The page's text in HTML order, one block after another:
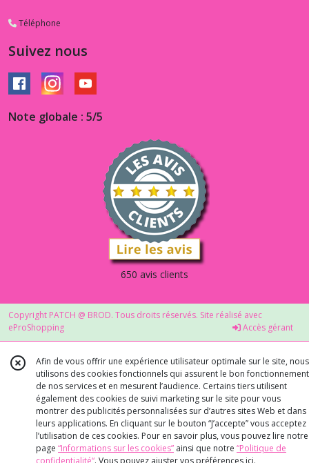
Téléphone
Suivez nous
Note globale : 5/5
650 avis clients
Copyright PATCH @ BROD. Tous droits réservés. Site réalisé avec
eProShopping
Accès gérant
Afin de vous offrir une expérience utilisateur optimale sur le site, nous
utilisons des cookies fonctionnels qui assurent le bon fonctionnement
de nos services et en mesurent l’audience. Certains tiers utilisent
également des cookies de suivi marketing sur le site pour vous
montrer des publicités personnalisées sur d’autres sites Web et dans
leurs applications. En cliquant sur le bouton “J’accepte” vous acceptez
l’utilisation de ces cookies. Pour en savoir plus, vous pouvez lire notre
page “Informations sur les cookies” ainsi que notre “Politique de
confidentialité“. Vous pouvez ajuster vos préférences ici.